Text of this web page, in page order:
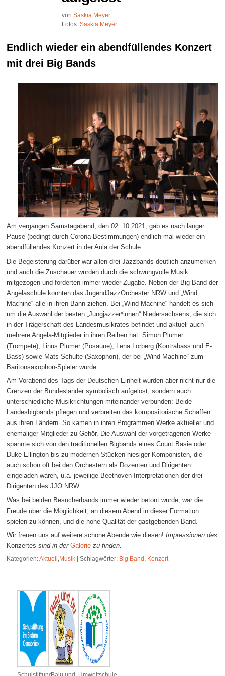
vonSaskia Meyer
Fotos:Saskia Meyer
Endlich wieder ein abendfüllendes Konzert
mit drei Big Bands
Am vergangen Samstagabend, den 02. 10.2021, gab es nach langer
Pause (bedingt durch Corona-Bestimmungen) endlich mal wieder ein
abendfüllendes Konzert in der Aula der Schule.
Die Begeisterung darüber war allen drei Jazzbands deutlich anzumerken
und auch die Zuschauer wurden durch die schwungvolle Musik
mitgezogen und forderten immer wieder Zugabe. Neben der Big Band der
Angelaschule konnten das JugendJazzOrchester NRW und „Wind
Machine“ alle in ihren Bann ziehen. Bei „Wind Machine“ handelt es sich
um die Auswahl der besten „Jungjazzer*innen“ Niedersachsens, die sich
in der Trägerschaft des Landesmusikrates befindet und aktuell auch
mehrere Angela-Mitglieder in ihren Reihen hat: Simon Plümer
(Trompete), Linus Plümer (Posaune), Lena Lorberg (Kontrabass und E-
Bass) sowie Mats Schulte (Saxophon), der bei „Wind Machine“ zum
Baritonsaxophon-Spieler wurde.
Am Vorabend des Tags der Deutschen Einheit wurden aber nicht nur die
Grenzen der Bundesländer symbolisch aufgelöst, sondern auch
unterschiedliche Musikrichtungen miteinander verbunden: Beide
Landesbigbands pflegen und verbreiten das kompositorische Schaffen
aus ihren Ländern. So kamen in ihren Programmen Werke aktueller und
ehemaliger Mitglieder zu Gehör. Die Auswahl der vorgetragenen Werke
spannte sich von den traditionellen Bigbands eines Count Basie oder
Duke Ellington bis zu modernen Stücken hiesiger Komponisten, die
auch schon oft bei den Orchestern als Dozenten und Dirigenten
eingeladen waren, u.a. jeweilige Beethoven-Interpretationen der drei
Dirigenten des JJO NRW.
Was bei beiden Besucherbands immer wieder betont wurde, war die
Freude über die Möglichkeit, an diesem Abend in dieser Formation
spielen zu können, und die hohe Qualität der gastgebenden Band.
Wir freuen uns auf weitere schöne Abende wie diesen!Impressionen des
Konzertessind in der Galerie zu finden.
Kategorien:Aktuell Musik |Schlagwörter: Big Band Konzert